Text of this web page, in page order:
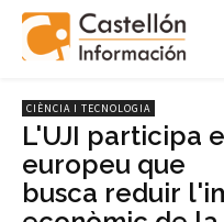
CIÈNCIA I TECNOLOGIA
L'UJI participa
europeu que
busca reduir